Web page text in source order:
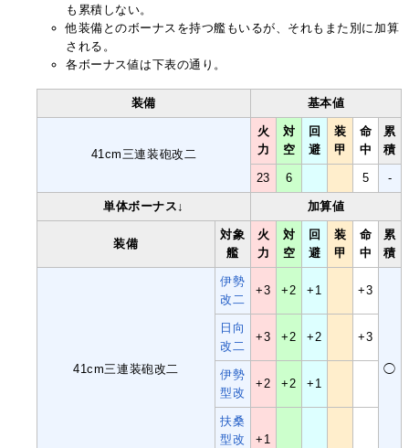
も累積しない。
他装備とのボーナスを持つ艦もいるが、それもまた別に加算
される。
各ボーナス値は下表の通り。
装備 基本値
41cm三連装砲改二
火
力
対
空
回
避
装
甲
命
中
累
積
23 6 5 -
単体ボーナス↓ 加算値
装備
対象
艦
火
力
対
空
回
避
装
甲
命
中
累
積
41cm三連装砲改二
伊勢
改二
+3 +2 +1 +3
◯
日向
改二
+3 +2 +2 +3
伊勢
型改
+2 +2 +1
扶桑
型改
+1